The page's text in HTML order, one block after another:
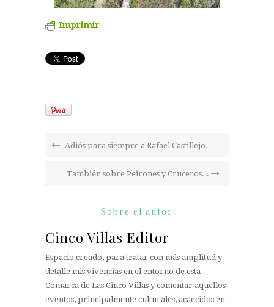
Imprimir
Adiós para siempre a Rafael Castillejo.
También sobre Peirones y Cruceros...
Sobre el autor
Cinco Villas Editor
Espacio creado, para tratar con más amplitud y
detalle mis vivencias en el entorno de esta
Comarca de Las Cinco Villas y comentar aquellos
eventos, principalmente culturales, acaecidos en